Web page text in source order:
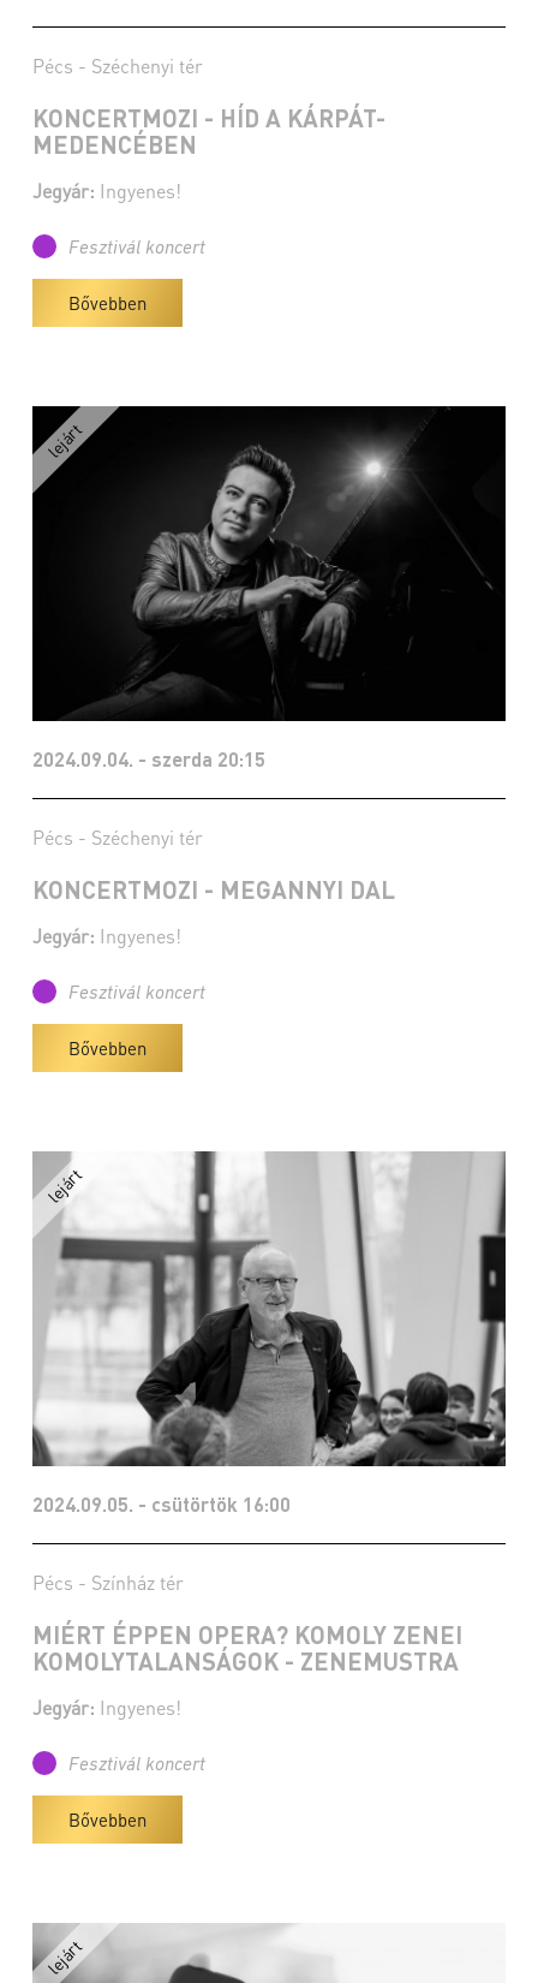
Pécs - Széchenyi tér
KONCERTMOZI - HÍD A KÁRPÁT-
MEDENCÉBEN
Jegyár: Ingyenes!
Fesztivál koncert
Bővebben
2024.09.04. - szerda 20:15
Pécs - Széchenyi tér
KONCERTMOZI - MEGANNYI DAL
Jegyár: Ingyenes!
Fesztivál koncert
Bővebben
2024.09.05. - csütörtök 16:00
Pécs - Színház tér
MIÉRT ÉPPEN OPERA? KOMOLY ZENEI
KOMOLYTALANSÁGOK - ZENEMUSTRA
Jegyár: Ingyenes!
Fesztivál koncert
Bővebben